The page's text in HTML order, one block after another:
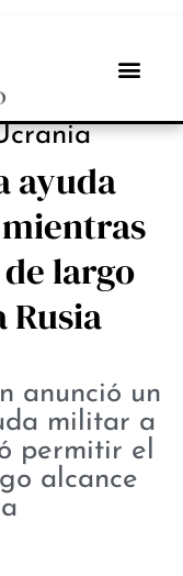
ayuda
largo
Rusia
anunció un
militar a
permitir el
alcance